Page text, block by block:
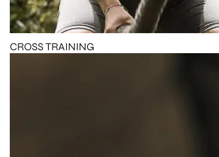
CROSS TRAINING